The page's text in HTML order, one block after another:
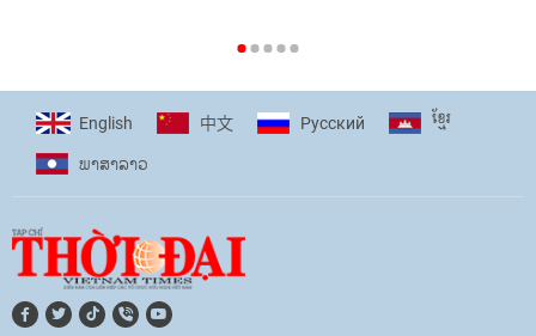
phó với biến đổi khí hậu
17:07|09/06/2026
[Video] Lào dành ưu tiên hàng đầu cho
quan hệ với Việt Nam
11:01 |09/06/2026
English 中文 Pусский ខ្មែរ
ພາ​ສາ​ລາວ